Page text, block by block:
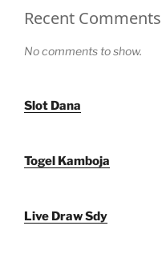
Recent Comments
No comments to show.
Slot Dana
Togel Kamboja
Live Draw Sdy